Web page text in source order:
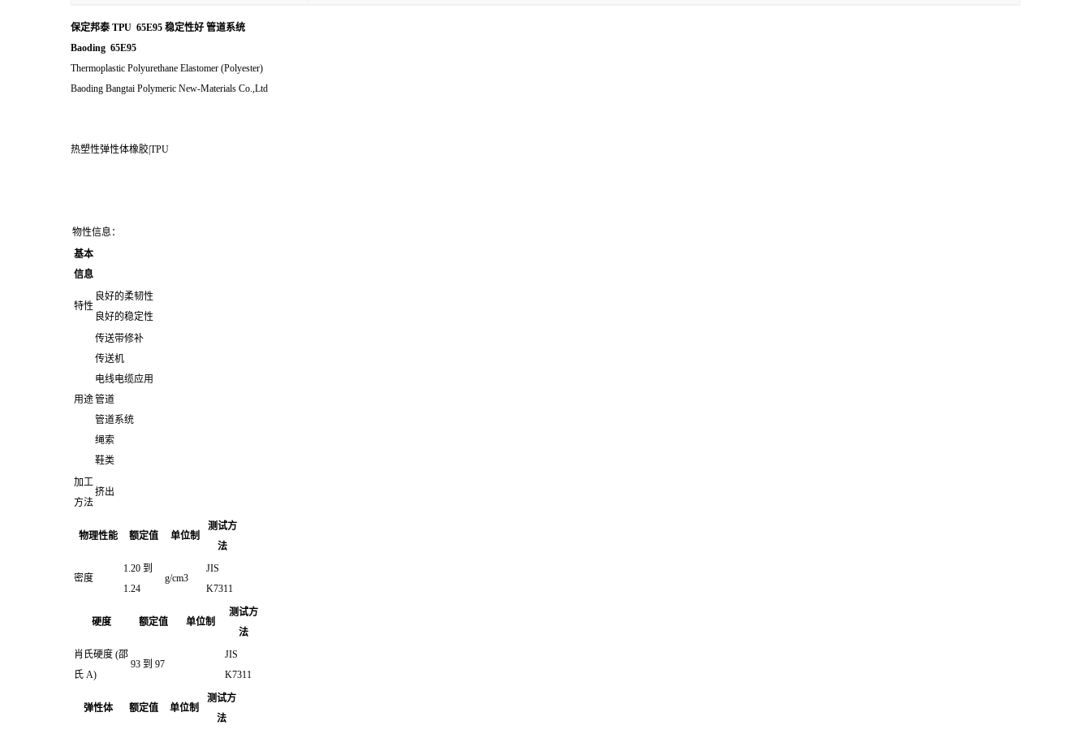
保定邦泰 TPU 65E95 稳定性好 管道系统
Baoding 65E95
Thermoplastic Polyurethane Elastomer (Polyester)
Baoding Bangtai Polymeric New-Materials Co.,Ltd
热塑性弹性体橡胶|TPU
物性信息：
基本
信息
特性
良好的柔韧性
良好的稳定性
用途
传送带修补
传送机
电线电缆应用
管道
管道系统
绳索
鞋类
加工
方法
挤出
物理性能 额定值 单位制
测试方
法
密度
1.20 到
1.24
g/cm3
JIS
K7311
硬度 额定值 单位制
测试方
法
肖氏硬度 (邵
氏 A)
93 到 97
JIS
K7311
弹性体 额定值 单位制
测试方
法